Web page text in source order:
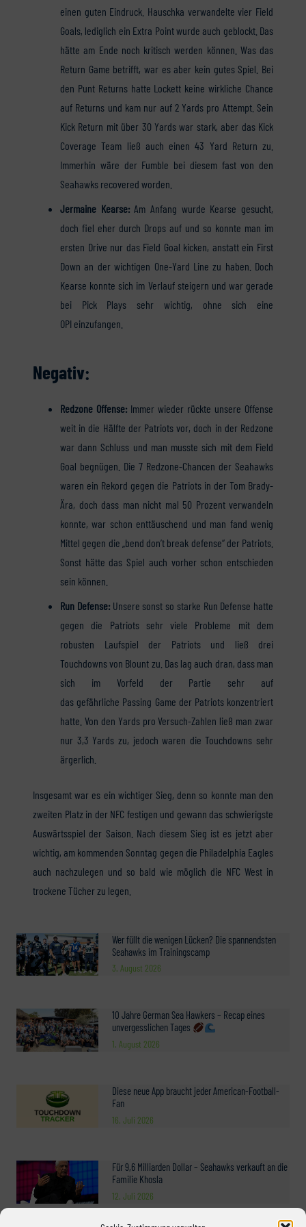
Wer füllt die wenigen Lücken? Die spannendsten
Seahawks im Trainingscamp
3. August 2026
10 Jahre German Sea Hawkers – Recap eines
unvergesslichen Tages
1. August 2026
Diese neue App braucht jeder American-Football-
Fan
16. Juli 2026
Für 9,6 Milliarden Dollar – Seahawks verkauft an die
Familie Khosla
12. Juli 2026
einen guten Eindruck. Hauschka verwandelte vier Field
Goals, lediglich ein Extra Point wurde auch geblockt. Das
hätte am Ende noch kritisch werden können. Was das
Return Game betrifft, war es aber kein gutes Spiel. Bei
den Punt Returns hatte Lockett keine wirkliche Chance
auf Returns und kam nur auf 2 Yards pro Attempt. Sein
Kick Return mit über 30 Yards war stark, aber das Kick
Coverage Team ließ auch einen 43 Yard Return zu.
Immerhin wäre der Fumble bei diesem fast von den
Seahawks recovered worden.
Jermaine Kearse: Am Anfang wurde Kearse gesucht,
doch fiel eher durch Drops auf und so konnte man im
ersten Drive nur das Field Goal kicken, anstatt ein First
Down an der wichtigen One-Yard Line zu haben. Doch
Kearse konnte sich im Verlauf steigern und war gerade
bei Pick Plays sehr wichtig, ohne sich eine
OPI einzufangen.
Negativ:
Redzone Offense: Immer wieder rückte unsere Offense
weit in die Hälfte der Patriots vor, doch in der Redzone
war dann Schluss und man musste sich mit dem Field
Goal begnügen. Die 7 Redzone-Chancen der Seahawks
waren ein Rekord gegen die Patriots in der Tom Brady-
Ära, doch dass man nicht mal 50 Prozent verwandeln
konnte, war schon enttäuschend und man fand wenig
Mittel gegen die „bend don’t break defense“ der Patriots.
Sonst hätte das Spiel auch vorher schon entschieden
sein können.
Run Defense: Unsere sonst so starke Run Defense hatte
gegen die Patriots sehr viele Probleme mit dem
robusten Laufspiel der Patriots und ließ drei
Touchdowns von Blount zu. Das lag auch dran, dass man
sich im Vorfeld der Partie sehr auf
das gefährliche Passing Game der Patriots konzentriert
hatte. Von den Yards pro Versuch-Zahlen ließ man zwar
nur 3,3 Yards zu, jedoch waren die Touchdowns sehr
ärgerlich.
Insgesamt war es ein wichtiger Sieg, denn so konnte man den
zweiten Platz in der NFC festigen und gewann das schwierigste
Auswärtsspiel der Saison. Nach diesem Sieg ist es jetzt aber
wichtig, am kommenden Sonntag gegen die Philadelphia Eagles
auch nachzulegen und so bald wie möglich die NFC West in
trockene Tücher zu legen.